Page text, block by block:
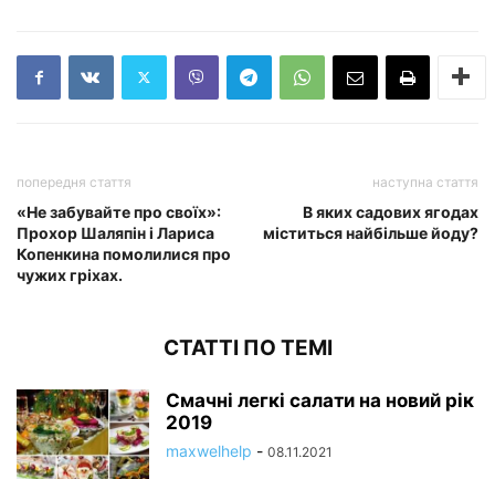
попередня стаття
«Не забувайте про своїх»:
Прохор Шаляпін і Лариса
Копенкина помолилися про
чужих гріхах.
наступна стаття
В яких садових ягодах
міститься найбільше йоду?
СТАТТІ ПО ТЕМІ
Смачні легкі салати на новий рік
2019
maxwelhelp - 08.11.2021